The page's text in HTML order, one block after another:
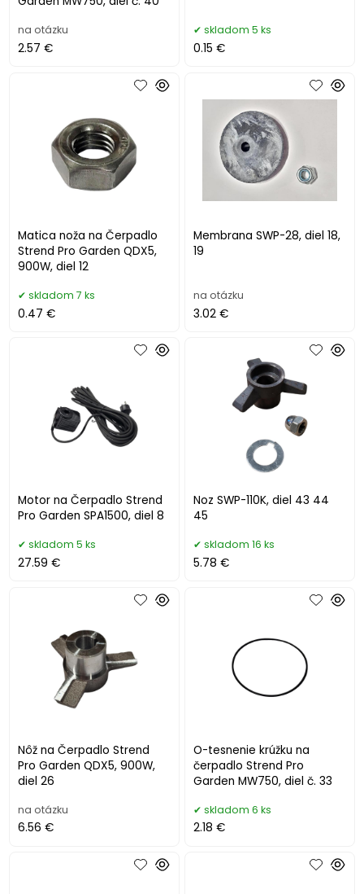
na otázku
2.57 €
skladom 5 ks
0.15 €
Matica noža na Čerpadlo
Strend Pro Garden QDX5,
900W, diel 12
skladom 7 ks
0.47 €
Membrana SWP-28, diel 18,
19
na otázku
3.02 €
Motor na Čerpadlo Strend
Pro Garden SPA1500, diel 8
skladom 5 ks
27.59 €
Noz SWP-110K, diel 43 44
45
skladom 16 ks
5.78 €
Nôž na Čerpadlo Strend
Pro Garden QDX5, 900W,
diel 26
na otázku
6.56 €
O-tesnenie krúžku na
čerpadlo Strend Pro
Garden MW750, diel č. 33
skladom 6 ks
2.18 €